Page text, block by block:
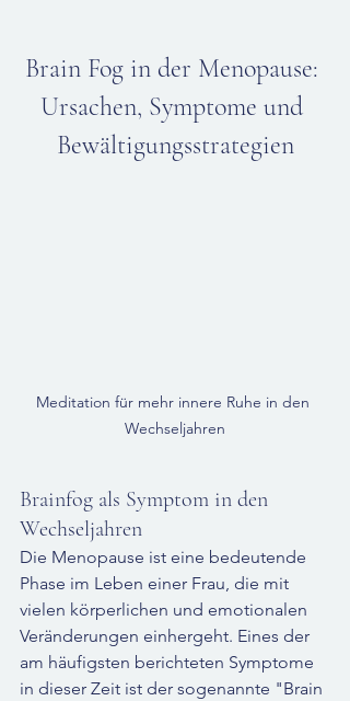
Brain Fog in der Menopause:
Ursachen, Symptome und
Bewältigungsstrategien
Meditation für mehr innere Ruhe in den
Wechseljahren
Brainfog als Symptom in den
Wechseljahren
Die Menopause ist eine bedeutende
Phase im Leben einer Frau, die mit
vielen körperlichen und emotionalen
Veränderungen einhergeht. Eines der
am häufigsten berichteten Symptome
in dieser Zeit ist der sogenannte "Brain